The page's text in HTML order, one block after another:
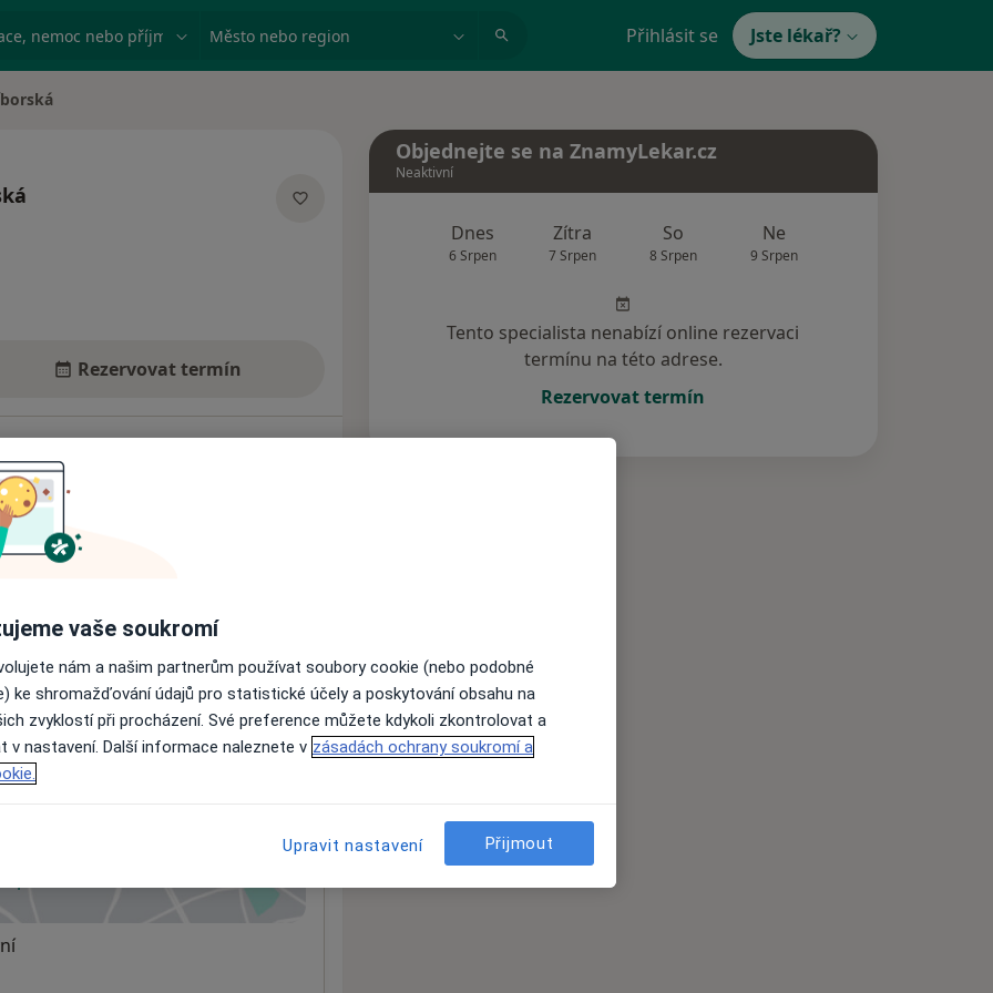
nemoc nebo příjmení Město nebo region Přihlásit se Jste lékař?
Rezervovat termín
nejsou k dispozici
informace o svých službách.
v nové záložce
Objednejte se na ZnamyLekar.cz
Neaktivní
Dnes
6 Srpen
Zítra
7 Srpen
So
8 Srpen
Ne
9 Srpen
Tento specialista nenabízí online rezervaci
termínu na této adrese.
Rezervovat termín
vaše soukromí
nám a našim partnerům používat soubory cookie (nebo podobné
ke shromažďování údajů pro statistické účely a poskytování obsahu na
zvyklostí při procházení. Své preference můžete kdykoli zkontrolovat a
v nastavení. Další informace naleznete v zásadách ochrany soukromí a
Upravit nastavení Přijmout